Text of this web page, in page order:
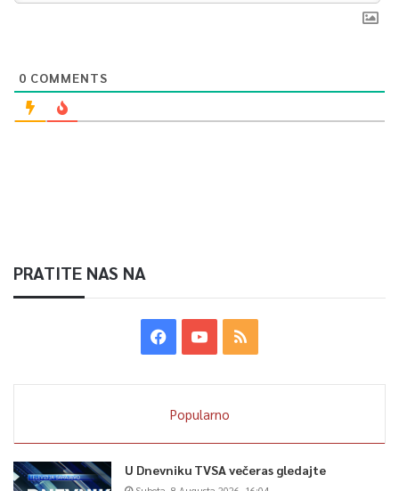
0 COMMENTS
PRATITE NAS NA
Popularno
U Dnevniku TVSA večeras gledajte